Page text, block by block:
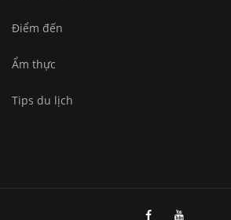
Điểm đến
Ẩm thực
Tips du lịch